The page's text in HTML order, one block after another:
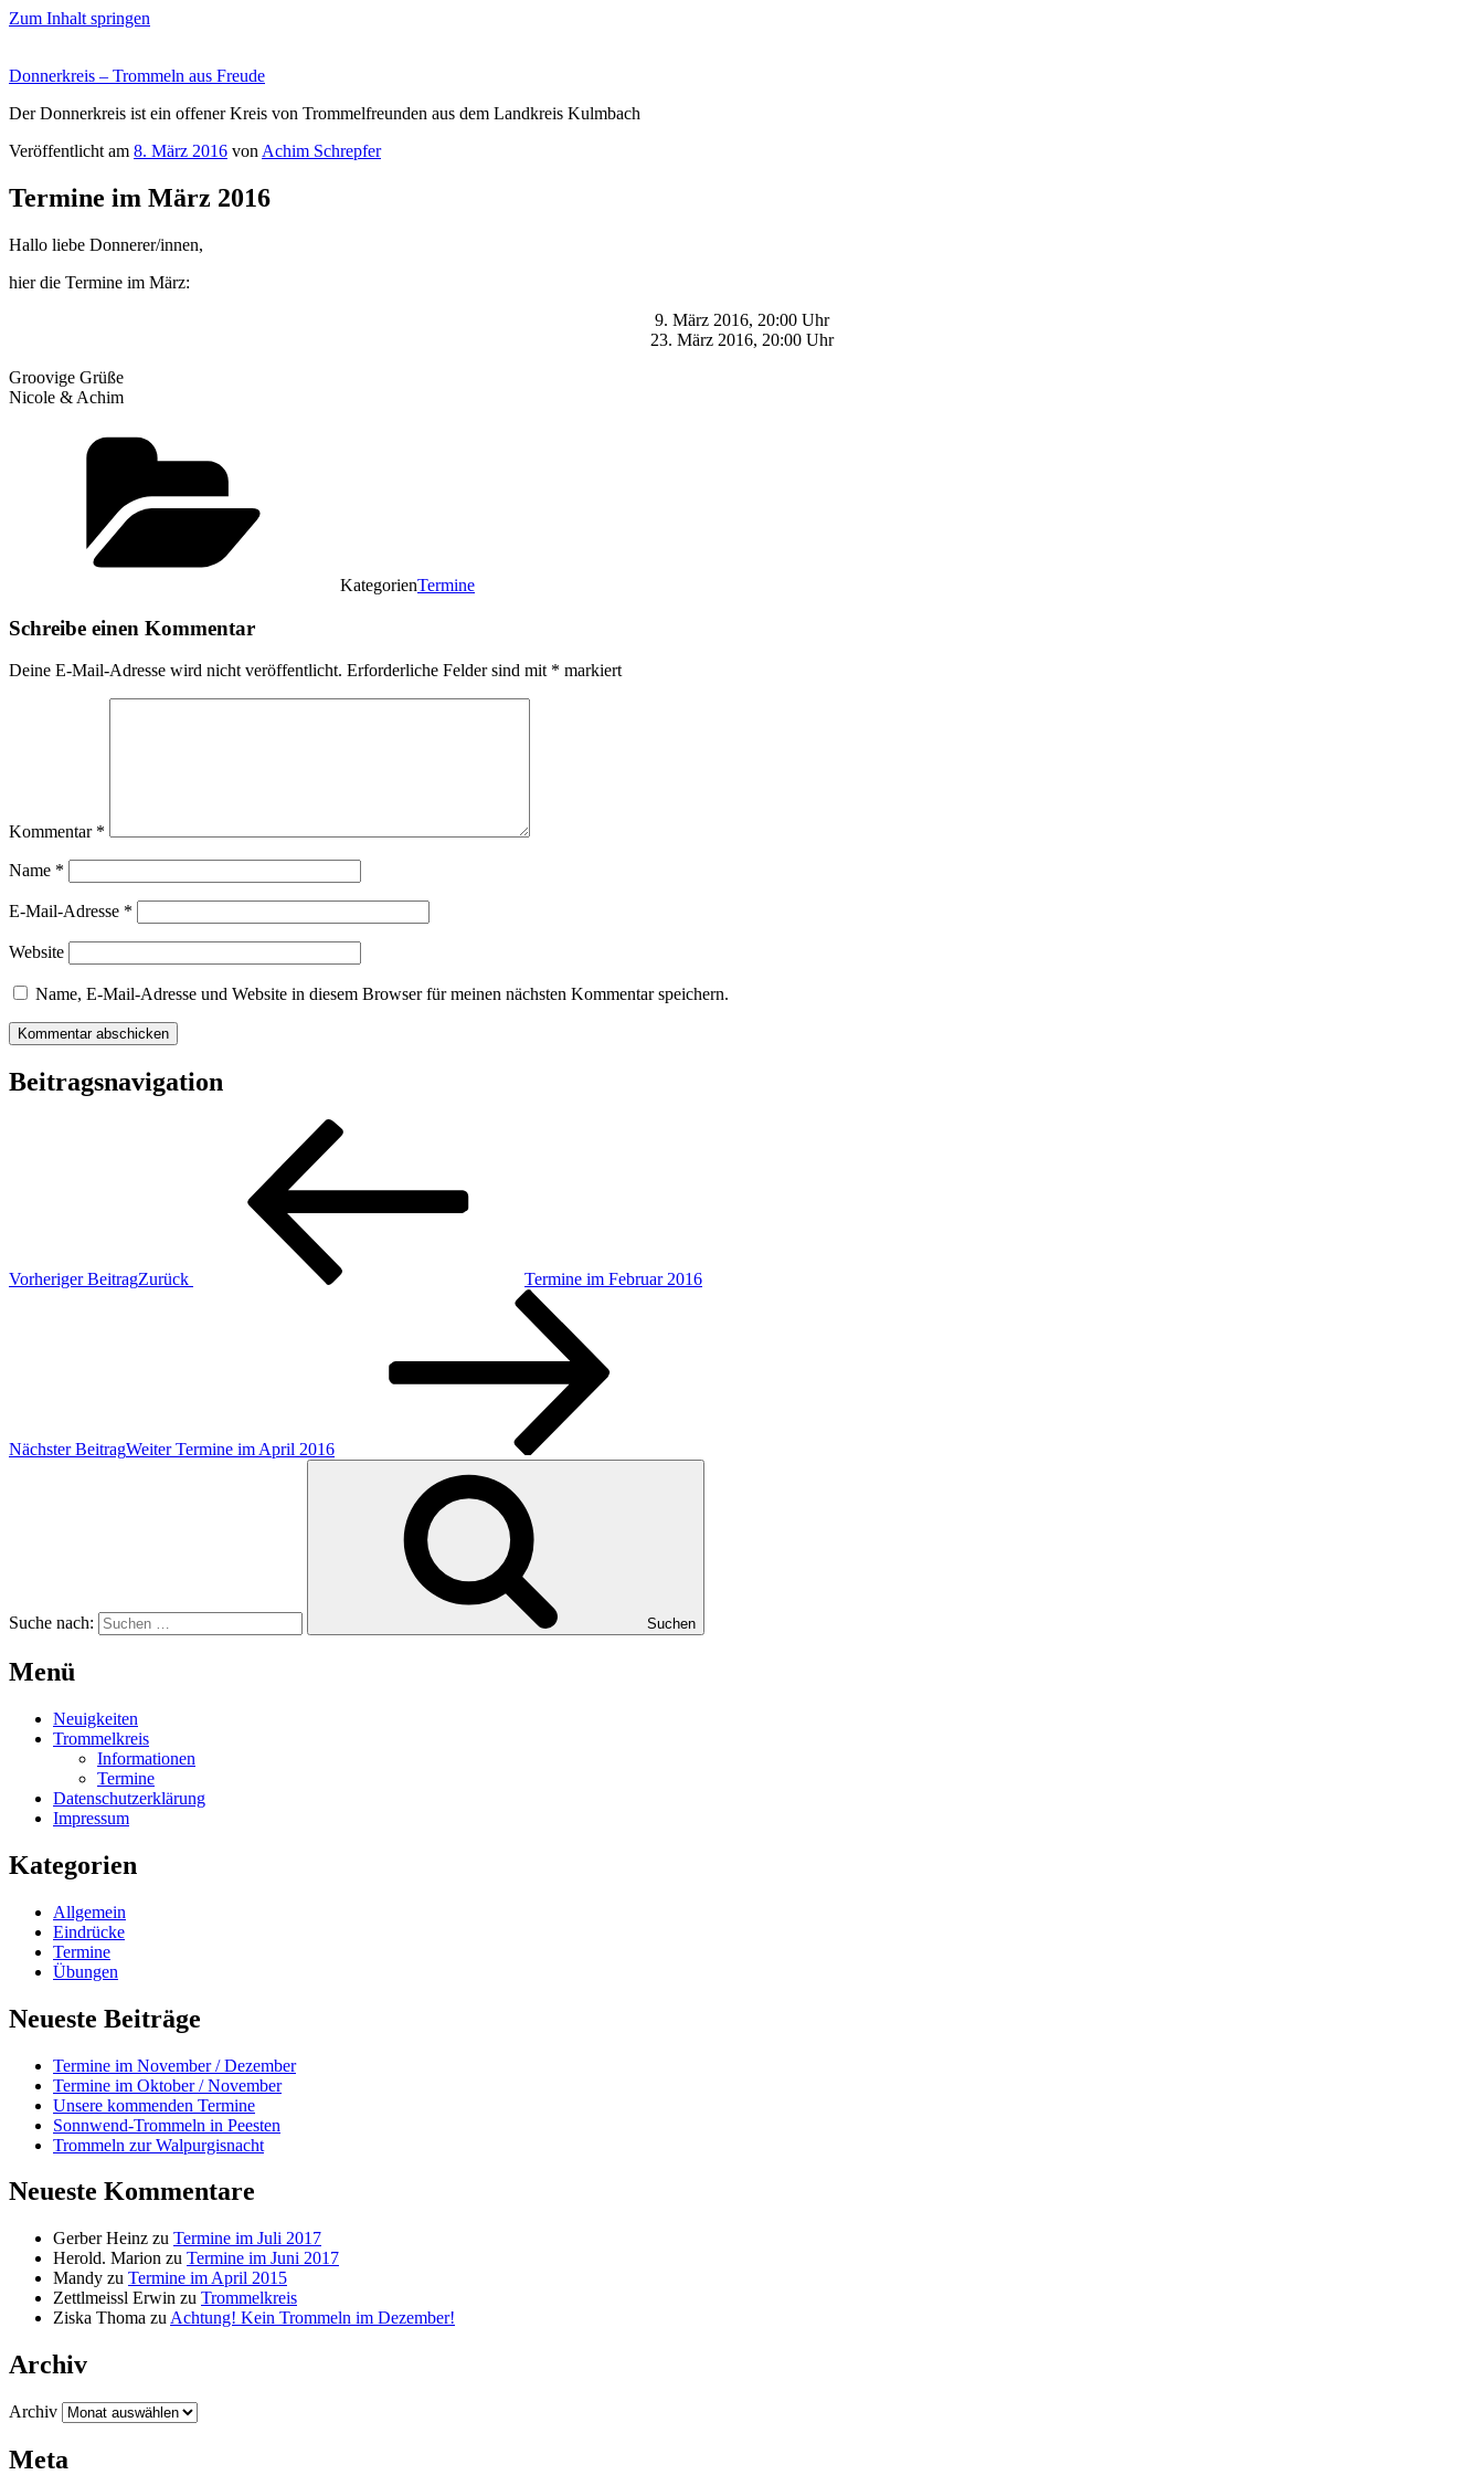
Zum Inhalt springen
Donnerkreis – Trommeln aus Freude
Der Donnerkreis ist ein offener Kreis von Trommelfreunden aus dem Landkreis Kulmbach
Veröffentlicht am 8. März 2016 von Achim Schrepfer
Termine im März 2016
Hallo liebe Donnerer/innen,
hier die Termine im März:
9. März 2016, 20:00 Uhr
23. März 2016, 20:00 Uhr
Groovige Grüße
Nicole & Achim
KategorienTermine
Schreibe einen Kommentar
Deine E-Mail-Adresse wird nicht veröffentlicht. Erforderliche Felder sind mit * markiert
Kommentar *
Name *
E-Mail-Adresse *
Website
Name, E-Mail-Adresse und Website in diesem Browser für meinen nächsten Kommentar speichern.
Beitragsnavigation
Vorheriger BeitragZurück Termine im Februar 2016
Nächster BeitragWeiter Termine im April 2016
Suche nach: Suchen
Menü
Neuigkeiten
Trommelkreis
Informationen
Termine
Datenschutzerklärung
Impressum
Kategorien
Allgemein
Eindrücke
Termine
Übungen
Neueste Beiträge
Termine im November / Dezember
Termine im Oktober / November
Unsere kommenden Termine
Sonnwend-Trommeln in Peesten
Trommeln zur Walpurgisnacht
Neueste Kommentare
Gerber Heinz zu Termine im Juli 2017
Herold. Marion zu Termine im Juni 2017
Mandy zu Termine im April 2015
Zettlmeissl Erwin zu Trommelkreis
Ziska Thoma zu Achtung! Kein Trommeln im Dezember!
Archiv
Archiv
Meta